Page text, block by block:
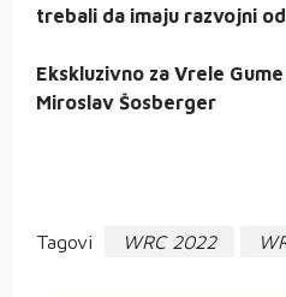
trebali da imaju razvojni
Ekskluzivno za Vrele
Miroslav Šosberger
Tagovi WRC 2022